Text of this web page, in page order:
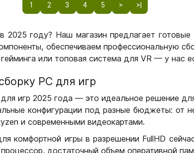
1 2 3 4 5 > >|
2025 году? Наш магазин предлагает
обеспечиваем профессиональную
или топовая система для VR — у нас
РС для игр
игр 2025 года — это идеальное решение
конфигурации под разные бюджеты: от
и современными видеокартами.
комфортной игры в разрешении FullHD
достаточный объем оперативной